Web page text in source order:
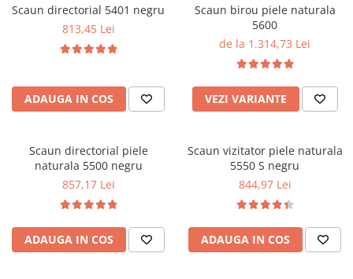
Scaun directorial 5401 negru
813,45 Lei
ADAUGA IN COS
Scaun birou piele naturala
5600
de la 1.314,73 Lei
VEZI VARIANTE
Scaun directorial piele
naturala 5500 negru
857,17 Lei
ADAUGA IN COS
Scaun vizitator piele naturala
5550 S negru
844,97 Lei
ADAUGA IN COS